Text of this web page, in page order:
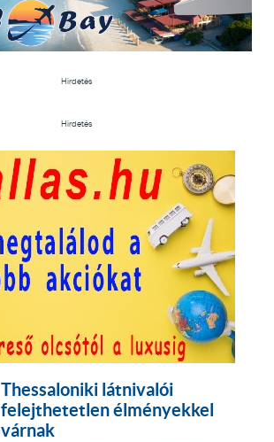
Hirdetés
Hirdetés
Thessaloniki látnivalói
felejthetetlen élményekkel
várnak